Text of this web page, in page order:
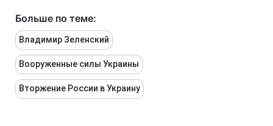
Больше по теме:
Владимир Зеленский
Вооруженные силы Украины
Вторжение России в Украину